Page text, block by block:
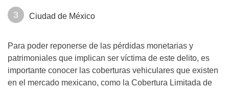
Ciudad de México
Para poder reponerse de las pérdidas monetarias y
patrimoniales que implican ser víctima de este delito, es
importante conocer las coberturas vehiculares que existen
en el mercado mexicano, como la Cobertura Limitada de